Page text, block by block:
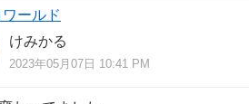
ワールド
けみかる
2023年05月07日 10:41 PM